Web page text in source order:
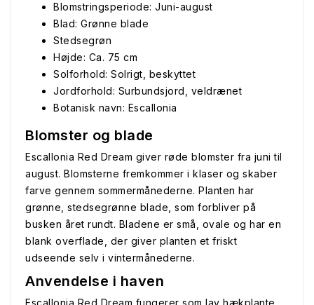
Blomstringsperiode: Juni-august
Blad: Grønne blade
Stedsegrøn
Højde: Ca. 75 cm
Solforhold: Solrigt, beskyttet
Jordforhold: Surbundsjord, veldrænet
Botanisk navn: Escallonia
Blomster og blade
Escallonia Red Dream giver røde blomster fra juni til
august. Blomsterne fremkommer i klaser og skaber
farve gennem sommermånederne. Planten har
grønne, stedsegrønne blade, som forbliver på
busken året rundt. Bladene er små, ovale og har en
blank overflade, der giver planten et friskt
udseende selv i vintermånederne.
Anvendelse i haven
Escallonia Red Dream fungerer som lav hækplante